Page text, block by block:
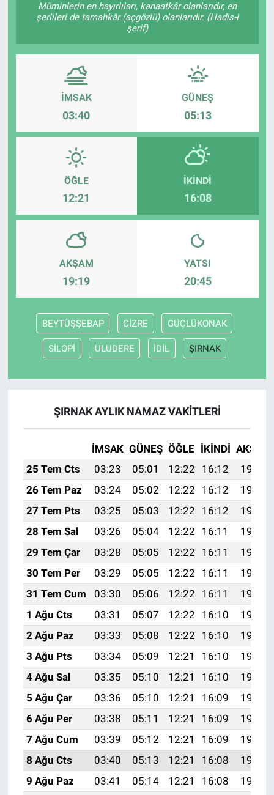
Müminlerin en hayırlıları, kanaatkâr olanlarıdır, en
şerlileri de tamahkâr (açgözlü) olanlarıdır. (Hadis-i
şerif)
İMSAK
03:40
GÜNEŞ
05:13
ÖĞLE
12:21
İKINDI
16:08
AKŞAM
19:19
YATSI
20:45
BEYTÜŞŞEBAP CİZRE GÜÇLÜKONAK
SİLOPİ ULUDERE İDİL ŞIRNAK
ŞIRNAK AYLIK NAMAZ VAKITLERI
İMSAK GÜNEŞ ÖĞLE İKINDI AKŞAM
25 Tem Cts
03:23 05:01 12:22 16:12
19:32
26 Tem Paz
03:24 05:02 12:22 16:12
19:31
27 Tem Pts
03:25 05:03 12:22 16:12
19:31
28 Tem Sal
03:26 05:04 12:22 16:11
19:30
29 Tem Çar
03:28 05:05 12:22 16:11
19:29
30 Tem Per
03:29 05:05 12:22 16:11
19:28
31 Tem Cum
03:30 05:06 12:22 16:11
19:27
1 Ağu Cts
03:31 05:07 12:22 16:10
19:26
2 Ağu Paz
03:33 05:08 12:22 16:10
19:25
3 Ağu Pts
03:34 05:09 12:21 16:10
19:24
4 Ağu Sal
03:35 05:10 12:21 16:10
19:23
5 Ağu Çar
03:36 05:10 12:21 16:09
19:22
6 Ağu Per
03:38 05:11 12:21 16:09
19:21
7 Ağu Cum
03:39 05:12 12:21 16:09
19:20
8 Ağu Cts
03:40 05:13 12:21 16:08
19:19
9 Ağu Paz
03:41 05:14 12:21 16:08
19:18
Sağlık
Spor
Teknoloji
Tv Medya
KÜLTÜR SANAT